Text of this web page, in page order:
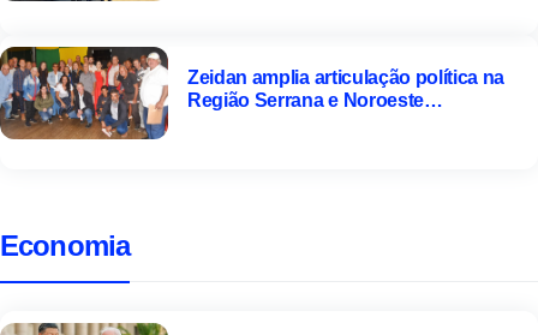
Zeidan amplia articulação política na
Região Serrana e Noroeste
Economia